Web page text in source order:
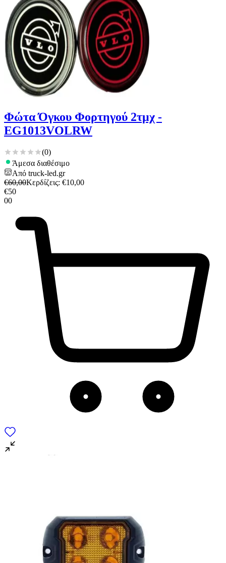
Φώτα Όγκου Φορτηγού 2τμχ -
EG1013VOLRW
(0)
Άμεσα διαθέσιμο
Από truck-led.gr
€60,00Κερδίζεις: €10,00
€50
00